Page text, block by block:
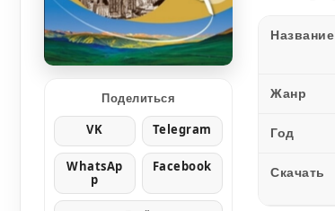
Поделиться
VK Telegram
WhatsAp
p
Facebook
Название
Жанр
Год
Скачать